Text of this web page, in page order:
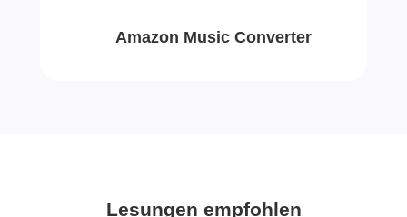
Amazon Music Converter
Lesungen empfohlen